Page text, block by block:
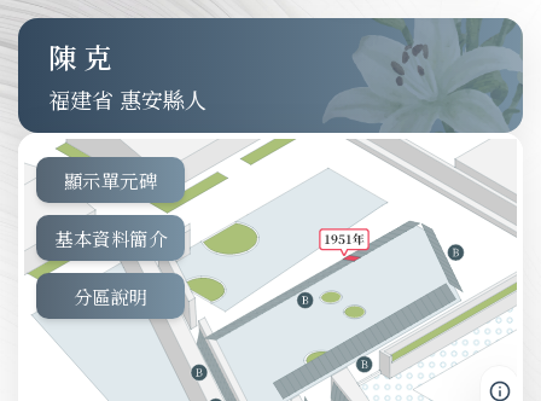
陳克
福建省 惠安縣人
顯示單元碑
基本資料簡介
分區說明